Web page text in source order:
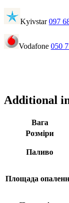
Kyivstar097
Vodafone 050
Additional
Вага
Розміри
Паливо
Площада